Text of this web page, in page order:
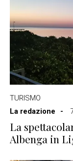
TURISMO
La redazione
La
Albenga in